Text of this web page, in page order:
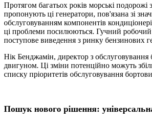
Протягом багатьох років морські
пропонують ці генератори, пов'язана зі
обслуговуванням компонентів
ці проблеми посилюються. Гучний робочий
поступове виведення з ринку бензинових
Нік Бенджамін, директор з обслуговування
двигуном. Ці зміни потенційно можуть
списку пріоритетів обслуговування
Пошук нового рішення: